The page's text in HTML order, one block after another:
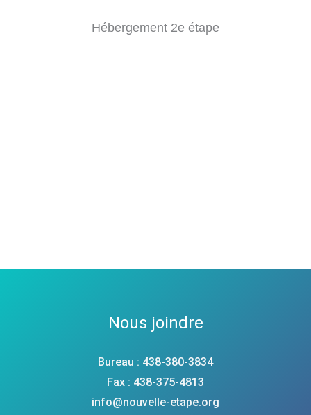
Hébergement 2e étape
Nous joindre
Bureau : 438-380-3834
Fax : 438-375-4813
info@nouvelle-etape.org